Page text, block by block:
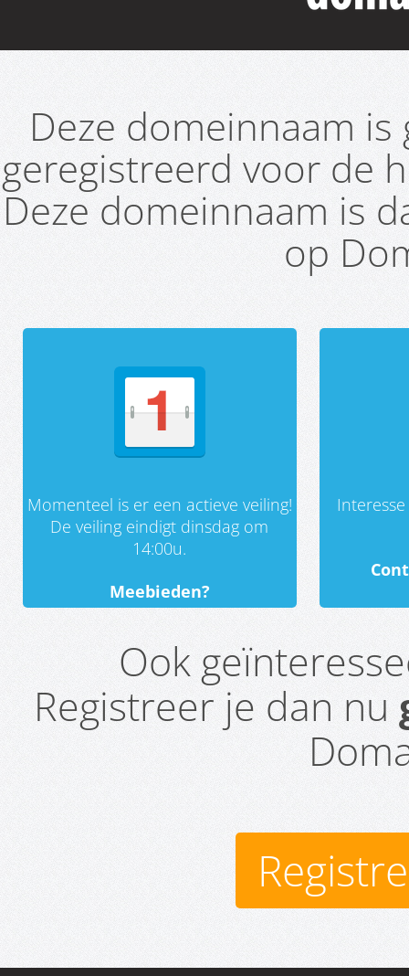
Deze domeinnaam
geregistreerd voor de
Deze domeinnaam is
op
Momenteel is er een actieve veiling!
De veiling eindigt dinsdag om
14:00u.
Meebieden?
Ook
Registreer je dan nu